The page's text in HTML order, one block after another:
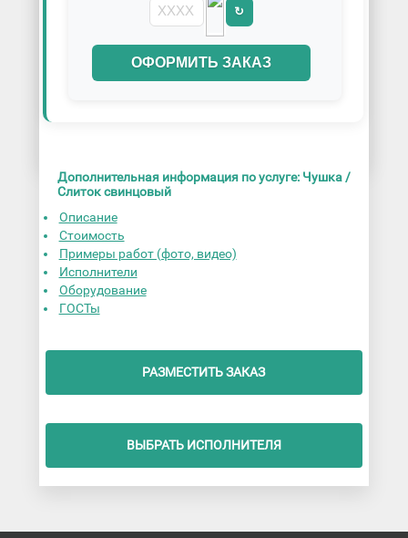
↻
ОФОРМИТЬ ЗАКАЗ
Дополнительная информация по услуге: Чушка /
Слиток свинцовый
Описание
Стоимость
Примеры работ (фото, видео)
Исполнители
Оборудование
ГОСТы
РАЗМЕСТИТЬ ЗАКАЗ
ВЫБРАТЬ ИСПОЛНИТЕЛЯ